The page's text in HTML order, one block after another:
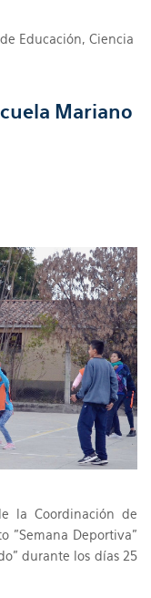
Educación, Ciencia
Mariano
la Coordinación de
"Semana Deportiva"
durante los días 25